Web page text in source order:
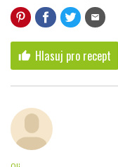
mail
thumb_up Hlasuj pro recept